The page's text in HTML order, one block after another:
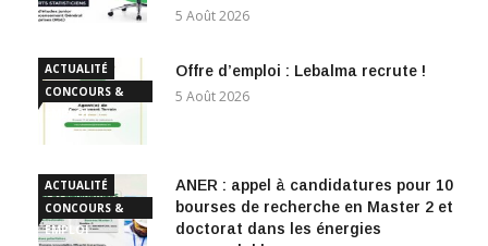
5 Août 2026
ACTUALITÉ
CONCOURS &
EMPLOI
Offre d’emploi : Lebalma recrute !
5 Août 2026
ACTUALITÉ
CONCOURS &
EMPLOI
ANER : appel à candidatures pour 10
bourses de recherche en Master 2 et
doctorat dans les énergies